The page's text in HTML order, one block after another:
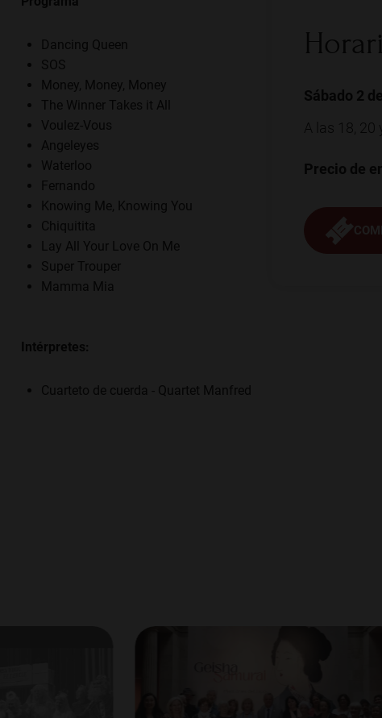
Dancing Queen
SOS
Money, Money, Money
The Winner Takes it All
Voulez-Vous
Angeleyes
Waterloo
Fernando
Knowing Me, Knowing You
Chiquitita
Lay All Your Love On Me
Super Trouper
Mamma Mia
Intérpretes:
Cuarteto de cuerda - Quartet Manfred
Sábado 2
A las 18, 20
Precio de